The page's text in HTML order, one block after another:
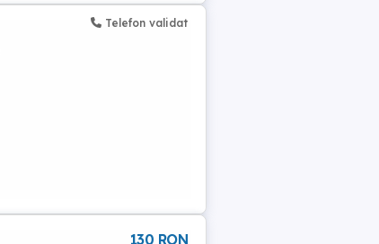
Telefon validat
130 RON